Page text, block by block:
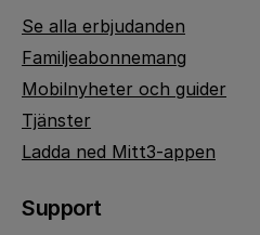
Se alla erbjudanden
Familjeabonnemang
Mobilnyheter och guider
Tjänster
Ladda ned Mitt3-appen
Support